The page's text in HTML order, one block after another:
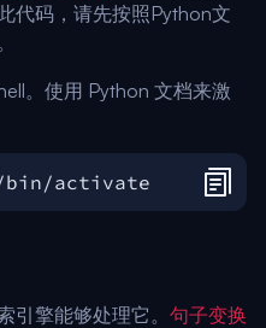
代码，请先按照Python文
。使用 Python 文档来激
引擎能够处理它。 句子变换